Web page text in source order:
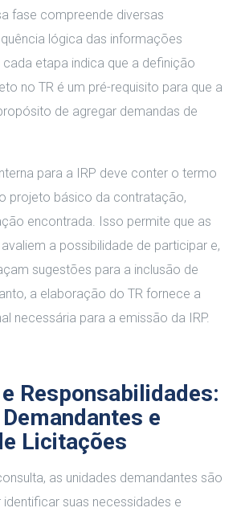
fase compreende diversas
lógica das informações
etapa indica que a definição
no TR é um pré-requisito para que a
de agregar demandas de
para a IRP deve conter o termo
projeto básico da contratação,
encontrada. Isso permite que as
a possibilidade de participar e,
sugestões para a inclusão de
a elaboração do TR fornece a
necessária para a emissão da IRP.
Responsabilidades:
e
Licitações
as unidades demandantes são
suas necessidades e